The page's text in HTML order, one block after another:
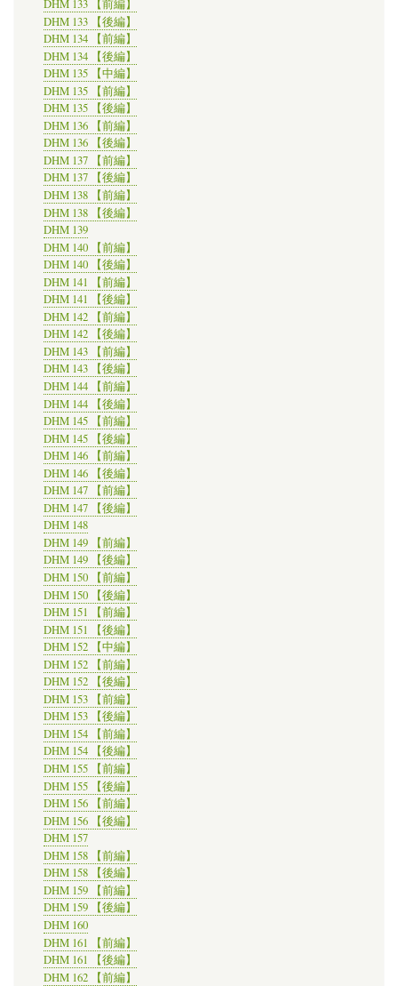
DHM 133 【前編】
DHM 133 【後編】
DHM 134 【前編】
DHM 134 【後編】
DHM 135 【中編】
DHM 135 【前編】
DHM 135 【後編】
DHM 136 【前編】
DHM 136 【後編】
DHM 137 【前編】
DHM 137 【後編】
DHM 138 【前編】
DHM 138 【後編】
DHM 139
DHM 140 【前編】
DHM 140 【後編】
DHM 141 【前編】
DHM 141 【後編】
DHM 142 【前編】
DHM 142 【後編】
DHM 143 【前編】
DHM 143 【後編】
DHM 144 【前編】
DHM 144 【後編】
DHM 145 【前編】
DHM 145 【後編】
DHM 146 【前編】
DHM 146 【後編】
DHM 147 【前編】
DHM 147 【後編】
DHM 148
DHM 149 【前編】
DHM 149 【後編】
DHM 150 【前編】
DHM 150 【後編】
DHM 151 【前編】
DHM 151 【後編】
DHM 152 【中編】
DHM 152 【前編】
DHM 152 【後編】
DHM 153 【前編】
DHM 153 【後編】
DHM 154 【前編】
DHM 154 【後編】
DHM 155 【前編】
DHM 155 【後編】
DHM 156 【前編】
DHM 156 【後編】
DHM 157
DHM 158 【前編】
DHM 158 【後編】
DHM 159 【前編】
DHM 159 【後編】
DHM 160
DHM 161 【前編】
DHM 161 【後編】
DHM 162 【前編】